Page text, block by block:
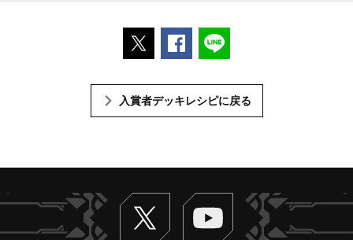
ポストするFacebookでシェアする
入賞者デッキレシピに戻る
Twitter ヴァンガードch